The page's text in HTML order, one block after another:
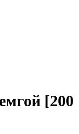
[200